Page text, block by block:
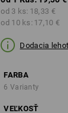
od 3 ks: 18,33 €
od 10 ks: 17,10 €
Dodacia
FARBA
6 Varianty
VEĽKOSŤ